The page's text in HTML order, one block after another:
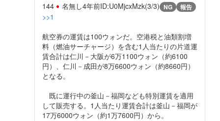
144 名無し4年前ID:U0MjcxMzk(3/3) NG 報告
>>1
航空券の運賃は100ウォンだ。空港税と油類割増
料（燃油サーチャージ）を含む1人当たりの片道運
賃合計は仁川－大阪が6万1100ウォン（約6100
円）、仁川－成田が8万6600ウォン（約8660円）
となる。
既に運行中の釜山－福岡なども特別運賃を適用
して販売する。1人当たり運賃合計は釜山－福岡が
17万6000ウォン（約1万7600円）から。